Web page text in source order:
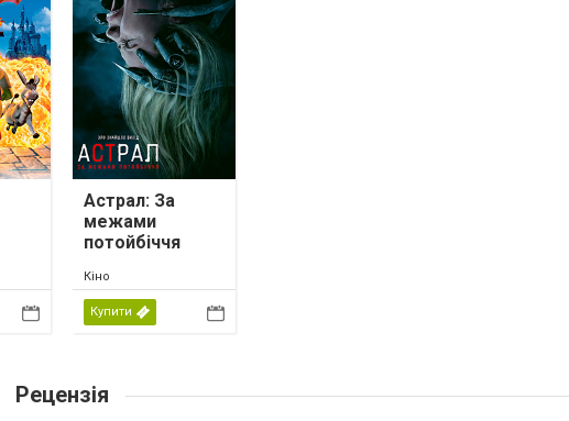
Астрал: За
межами
потойбіччя
Кіно
Купити
Рецензія